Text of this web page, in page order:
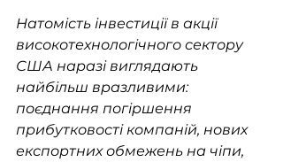
Натомість інвестиції в акції
високотехнологічного сектору
США наразі виглядають
найбільш вразливими:
поєднання погіршення
прибутковості компаній, нових
експортних обмежень на чіпи,